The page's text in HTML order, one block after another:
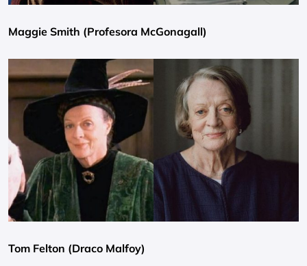
Maggie Smith (Profesora McGonagall)
Tom Felton (Draco Malfoy)